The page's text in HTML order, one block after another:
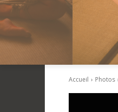
Accueil Photos